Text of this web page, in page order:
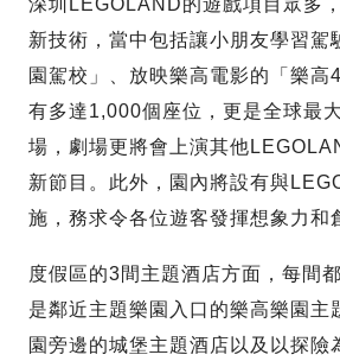
新技術，當中包括讓小朋友學習駕
園駕校」、放映樂高電影的「樂高
有多達1,000個座位，更是全球最
場，劇場更將會上演其他
新節目。此外，園內將設有與
施，務求令各位遊客發揮想象力和
度假區的3間主題酒店方面，每間
是鄰近主題樂園入口的樂高樂園主
園旁邊的城堡主題酒店以及以探險